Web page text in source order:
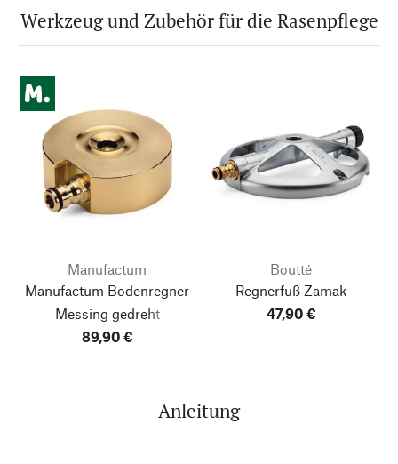
Werkzeug und Zubehör für die Rasenpflege
Manufactum
Manufactum Bodenregner
Messing gedreht
89,90 €
Boutté
Regnerfuß Zamak
47,90 €
Anleitung